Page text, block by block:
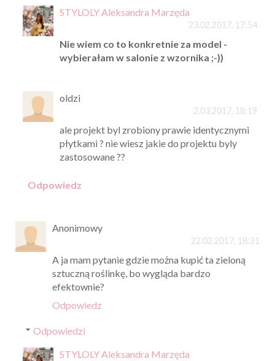
STYLOLY Aleksandra Marzęda
23.02.2017, 17:54
Nie wiem co to konkretnie za model -
wybierałam w salonie z wzornika ;-))
oldzi
2.03.2017, 18:19
ale projekt byl zrobiony prawie identycznymi
płytkami ? nie wiesz jakie do projektu byly
zastosowane ??
Odpowiedz
Anonimowy
22.02.2017, 18:21
A ja mam pytanie gdzie można kupić ta zieloną
sztuczną roślinkę, bo wygląda bardzo
efektownie?
Odpowiedz
Odpowiedzi
STYLOLY Aleksandra Marzęda